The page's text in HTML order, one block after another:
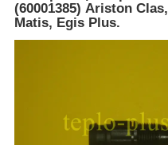
(60001385) Ariston
Matis, Egis Plus.